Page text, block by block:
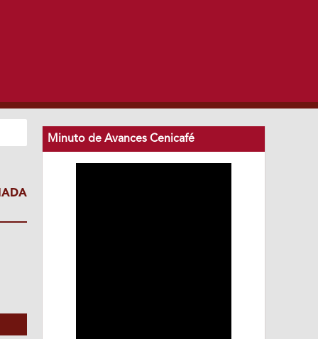
Minuto de Avances Cenicafé